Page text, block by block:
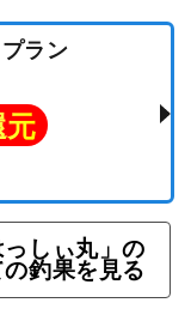
ラン
っしぃ丸」の
釣果を見る